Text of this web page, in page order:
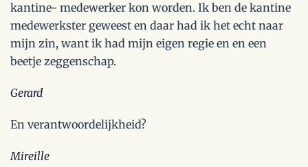
kantine- medewerker kon worden. Ik ben de kantine
medewerkster geweest en daar had ik het echt naar
mijn zin, want ik had mijn eigen regie en en een
beetje zeggenschap.
Gerard
En verantwoordelijkheid?
Mireille